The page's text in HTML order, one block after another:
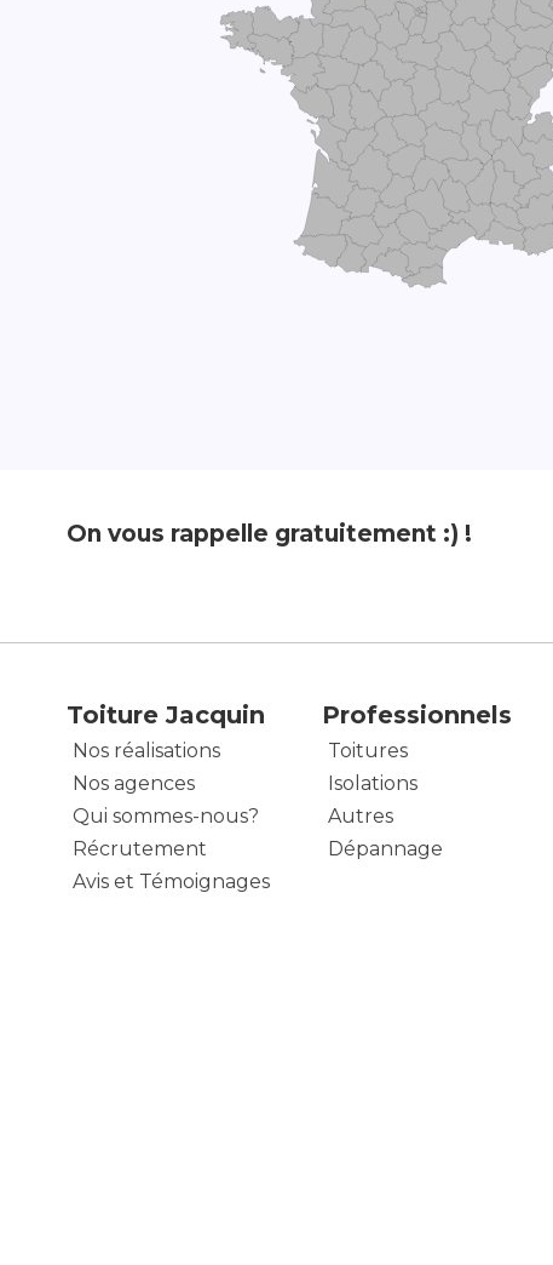
On vous rappelle gratuitement :) !
Toiture Jacquin
Nos réalisations
Nos agences
Qui sommes-nous?
Récrutement
Avis et Témoignages
Professionnels
Toitures
Isolations
Autres
Dépannage